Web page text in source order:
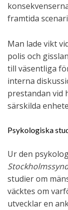
framtida
Man lade vikt
polis och
till väsentliga
interna
prestandan vid
särskilda
Psykologiska
Ur den
studier om
väcktes om
utvecklar en